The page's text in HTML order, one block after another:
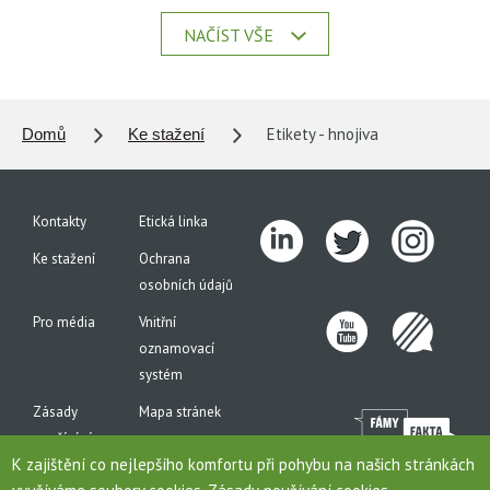
NAČÍST VŠE
Domů Ke stažení Etikety - hnojiva
Kontakty
Etická linka
Ke stažení
Ochrana
osobních údajů
Pro média
Vnitřní
oznamovací
systém
Zásady
používání
cookies
Mapa stránek
K zajištění co nejlepšího komfortu při pohybu na našich stránkách